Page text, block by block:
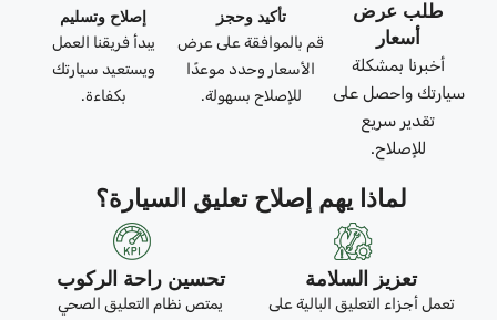
طلب عرض
أسعار
أخبرنا بمشكلة
سيارتك واحصل على
تقدير سريع
للإصلاح.
تأكيد وحجز
قم بالموافقة على عرض
الأسعار وحدد موعدًا
للإصلاح بسهولة.
إصلاح وتسليم
يبدأ فريقنا العمل
ويستعيد سيارتك
بكفاءة.
لماذا يهم إصلاح تعليق السيارة؟
تعزيز السلامة
تعمل أجزاء التعليق البالية على
تحسين راحة الركوب
يمتص نظام التعليق الصحي